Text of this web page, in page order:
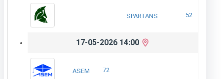
SPARTANS 52
17-05-2026 14:00
ASEM 72